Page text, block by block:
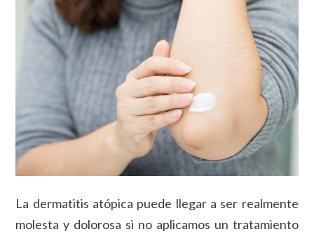
La dermatitis atópica puede llegar a ser realmente
molesta y dolorosa si no aplicamos un tratamiento